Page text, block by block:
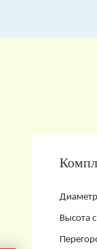
Высота